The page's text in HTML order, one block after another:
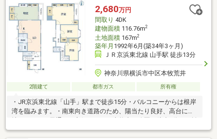
校 徒歩８分（約590m）
2,680万円
間取り 4DK
建物面積116.76m2
土地面積167m2
築年月 1992年6月(築34年3ヶ月)
ＪＲ京浜東北線 山手駅 徒歩13分
神奈川県横浜市中区本牧荒井
2階建て 都市ガス 所有権
・JR京浜東北線「山手」駅まで徒歩15分・バルコニーからは根岸
湾を臨みます。・南東向き道路のため、陽当たり良好、高台に立
にあり、緑豊かな住環境です。